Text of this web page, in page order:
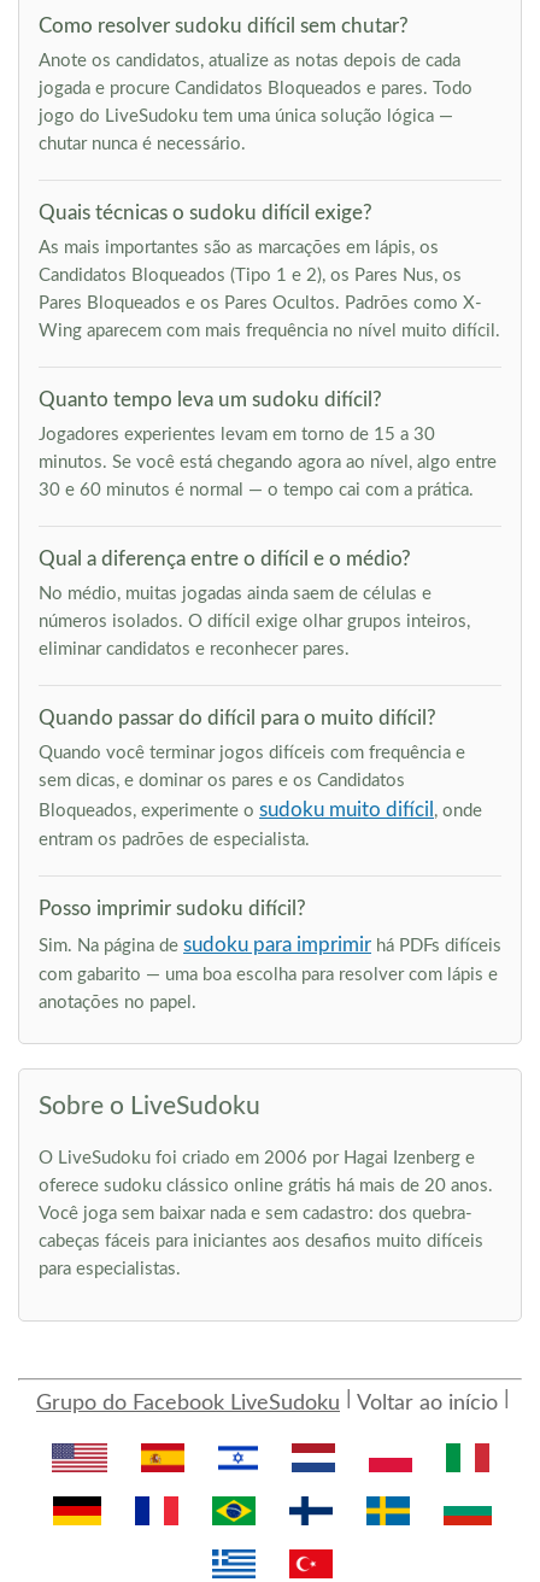
Como resolver sudoku difícil sem chutar?
Anote os candidatos, atualize as notas depois de cada
jogada e procure Candidatos Bloqueados e pares. Todo
jogo do LiveSudoku tem uma única solução lógica —
chutar nunca é necessário.
Quais técnicas o sudoku difícil exige?
As mais importantes são as marcações em lápis, os
Candidatos Bloqueados (Tipo 1 e 2), os Pares Nus, os
Pares Bloqueados e os Pares Ocultos. Padrões como X-
Wing aparecem com mais frequência no nível muito difícil.
Quanto tempo leva um sudoku difícil?
Jogadores experientes levam em torno de 15 a 30
minutos. Se você está chegando agora ao nível, algo entre
30 e 60 minutos é normal — o tempo cai com a prática.
Qual a diferença entre o difícil e o médio?
No médio, muitas jogadas ainda saem de células e
números isolados. O difícil exige olhar grupos inteiros,
eliminar candidatos e reconhecer pares.
Quando passar do difícil para o muito difícil?
Quando você terminar jogos difíceis com frequência e
sem dicas, e dominar os pares e os Candidatos
Bloqueados, experimente o sudoku muito difícil , onde
entram os padrões de especialista.
Posso imprimir sudoku difícil?
Sim. Na página de sudoku para imprimir há PDFs difíceis
com gabarito — uma boa escolha para resolver com lápis e
anotações no papel.
Sobre o LiveSudoku
O LiveSudoku foi criado em 2006 por Hagai Izenberg e
oferece sudoku clássico online grátis há mais de 20 anos.
Você joga sem baixar nada e sem cadastro: dos quebra-
cabeças fáceis para iniciantes aos desafios muito difíceis
para especialistas.
Grupo do Facebook LiveSudoku Voltar ao início